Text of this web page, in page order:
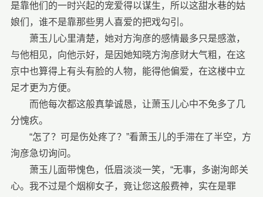
是靠他们的一时兴起的宠爱得以谋生，所以这甜水巷的姑
娘们，谁不是靠那些男人喜爱的把戏勾引。
萧玉儿心里清楚，她对方洵彦的感情最多只是感激，
与他相见，向他示好，是因她知晓方洵彦财大气粗，在这
京中也算得上有头有脸的人物，能得他偏爱，在这楼中立
足才更为方便。
而他每次都这般真挚诚恳，让萧玉儿心中不免多了几
分愧疚。
“怎了？可是伤处疼了？”看萧玉儿的手滞在了半空，方
洵彦急切询问。
萧玉儿面带愧色，低眉淡淡一笑，“无事，多谢洵郎关
心。我不过是个烟柳女子，竟让您这般费神，实在是罪